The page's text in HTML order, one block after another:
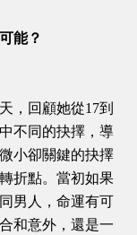
能？
，回顧她從17到
不同的抉擇，導
小卻關鍵的抉擇
折點。當初如果
男人，命運有可
和意外，還是一